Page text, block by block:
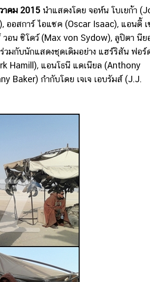
าคม 2015 นำแสดงโดย จอห์น โบเยก้า
ออสการ์ ไอแซค (Oscar Isaac), แอนดี้ เ
อน ซิโดว์ (Max von Sydow), ลูปิตา นีย
มกับนักแสดงชุดเดิมอย่าง แฮร์ริสัน ฟอร์
Hamill), แอนโธนี แดเนียล (Anthony
Baker) กำกับโดย เจเจ เอบรัมส์ (J.J.